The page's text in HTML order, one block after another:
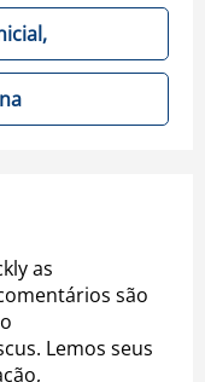
as
são
Lemos seus